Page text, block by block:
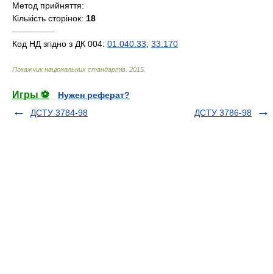
Метод прийняття:
Кількість сторінок: 18
—————
Код НД згідно з ДК 004: 01.040.33; 33.170
Покажчик національних стандартів 2015
Игры ⚽
Нужен реферат?
ДСТУ 3784-98
ДСТУ 3786-98